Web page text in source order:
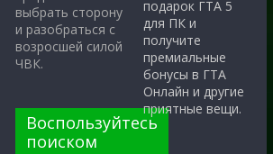
выбрать сторону
и разобраться с
возросшей силой
ЧВК.
Воспользуйтесь
поиском
подарок ГТА 5
для ПК и
получите
премиальные
бонусы в ГТА
Онлайн и другие
приятные вещи.